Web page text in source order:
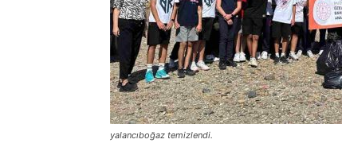
yalancıboğaz temizlendi.